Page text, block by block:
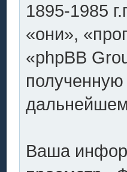
1895-1985
«они»,
«phpBB
Ваша